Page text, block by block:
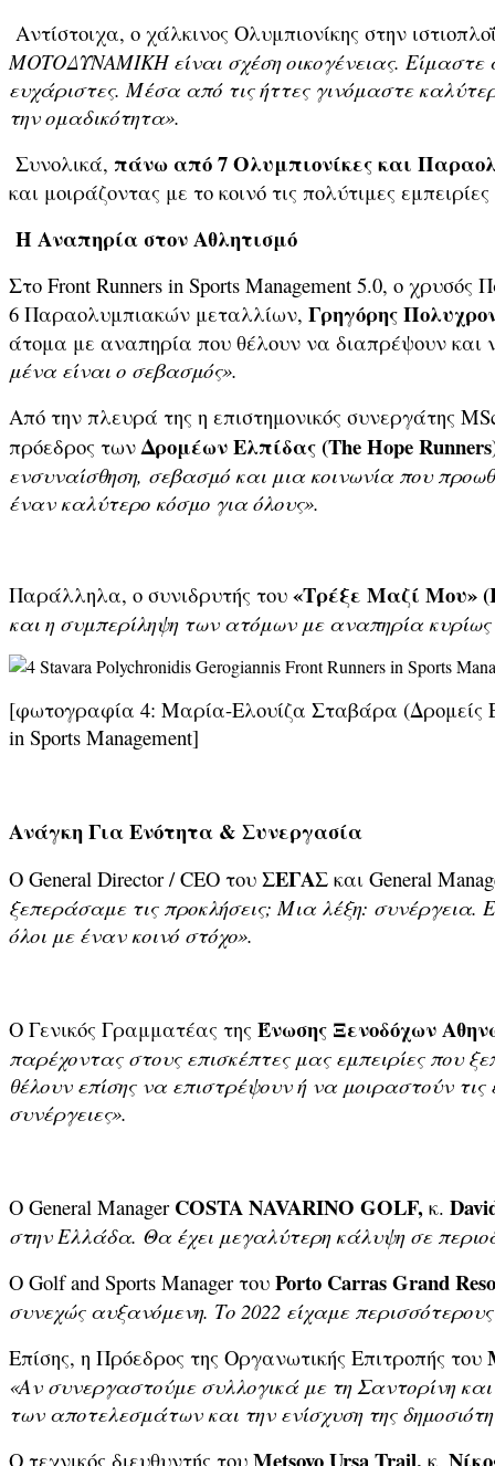
Αντίστοιχα, ο χάλκινος Ολυμπιονίκης στην
ΜΟΤΟΔΥΝΑΜΙΚΗ είναι σχέση οικογένειας. Είμαστε
ευχάριστες. Μέσα από τις ήττες γινόμαστε
την ομαδικότητα».
Συνολικά, πάνω από 7 Ολυμπιονίκεςκαι
και μοιράζοντας με το κοινό τις πολύτιμες
Η Αναπηρία στον Αθλητισμό
Στο Front Runners in Sports Management 5.0, ο
6 Παραολυμπιακών μεταλλίων, Γρηγόρης
άτομα με αναπηρία που θέλουν να διαπρέψουν
μένα είναι ο σεβασμός».
Από την πλευρά της η επιστημονικός συνεργάτης
πρόεδρος τωνΔρομέων Ελπίδας (TheHopeRunners
ενσυναίσθηση, σεβασμό και μια κοινωνία που
έναν καλύτερο κόσμο για όλους».
Παράλληλα, ο συνιδρυτής του «Τρέξε Μαζί Μου» (
και η συμπερίληψη των ατόμων με αναπηρία
[φωτογραφία 4: Μαρία-Ελουίζα Σταβάρα (Δρομείς
in Sports Management]
Ανάγκη Για Ενότητα & Συνεργασία
Ο General Director / CEO του ΣΕΓΑΣ και General
ξεπεράσαμε τις προκλήσεις; Μια λέξη: συνέργεια.
όλοι με έναν κοινό στόχο».
Ο Γενικός Γραμματέας της Ένωσης Ξενοδόχων
παρέχοντας στους επισκέπτες μας εμπειρίες που
θέλουν επίσης να επιστρέψουν ή να μοιραστούν τις
συνέργειες».
Ο General Manager COSTANAVARINO GOLF, κ.
στην Ελλάδα. Θα έχει μεγαλύτερη κάλυψη σε
Ο Golf and Sports Manager του Porto Carras Grand
συνεχώς αυξανόμενη. Το 2022 είχαμε
Επίσης, η Πρόεδρος της Οργανωτικής Επιτροπής του
«Αν συνεργαστούμε συλλογικά με τη Σαντορίνη
των αποτελεσμάτων και την ενίσχυση της
Ο τεχνικός διευθυντής του
κ.